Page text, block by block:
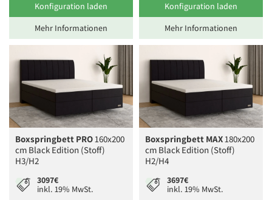
Konfiguration laden
Mehr Informationen
Konfiguration laden
Mehr Informationen
Boxspringbett PRO160x200
cm Black Edition (Stoff)
H3/H2
3097€
inkl. 19% MwSt.
Boxspringbett MAX180x200
cm Black Edition (Stoff)
H2/H4
3697€
inkl. 19% MwSt.